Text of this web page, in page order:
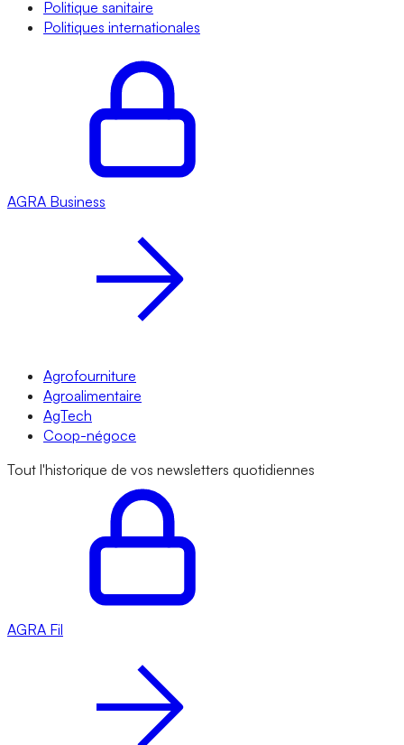
Politique sanitaire
Politiques internationales
AGRA Business
Agrofourniture
Agroalimentaire
AgTech
Coop-négoce
Tout l'historique de vos newsletters quotidiennes
AGRA Fil